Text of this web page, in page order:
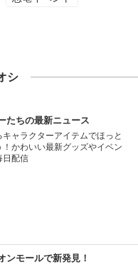
シ
たちの最新ニュース
キャラクターアイテムでほっと
！かわいい最新グッズやイベン
日配信
ンモールで新発見！